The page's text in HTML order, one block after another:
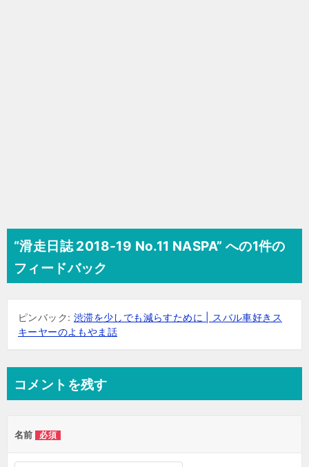
“滑走日誌 2018-19 No.11 NASPA” への1件の
フィードバック
ピンバック: 渋滞を少しでも減らすために | スバル車好きス
キーヤーのよもやま話
コメントを残す
名前 必須